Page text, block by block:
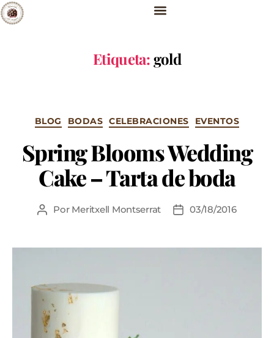
Etiqueta:gold
BLOG BODAS CELEBRACIONES EVENTOS
Spring Blooms Wedding
Cake – Tarta de boda
Por Meritxell Montserrat 03/18/2016